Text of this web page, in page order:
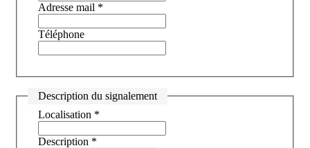
Adresse mail *
Téléphone
Description du signalement
Localisation *
Description *